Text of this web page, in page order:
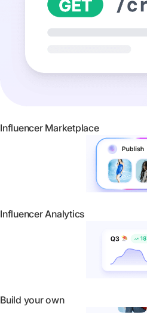
Influencer Marketplace
Influencer Analytics
Build your own